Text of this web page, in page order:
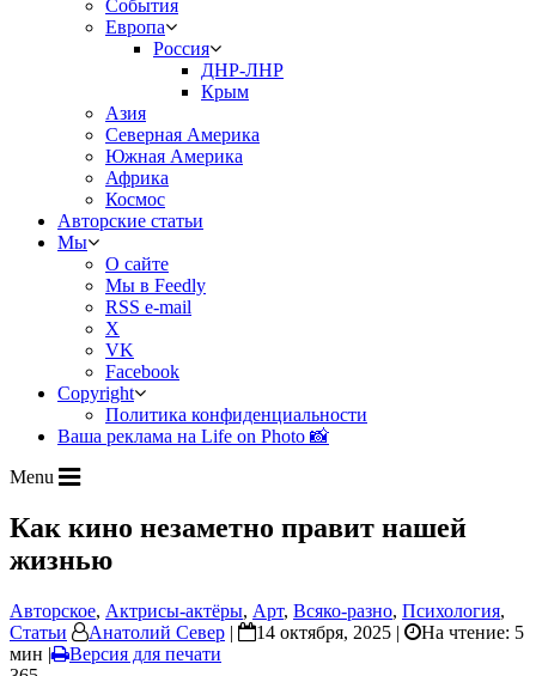
События
Европа
Россия
ДНР-ЛНР
Крым
Азия
Северная Америка
Южная Америка
Африка
Космос
Авторские статьи
Мы
О сайте
Мы в Feedly
RSS e-mail
X
VK
Facebook
Copyright
Политика конфиденциальности
Ваша реклама на Life on Photo 📸
Menu
Как кино незаметно правит нашей
жизнью
Авторское, Актрисы-актёры, Арт, Всяко-разно, Психология,
Статьи
Анатолий Север | 14 октября, 2025 |
На чтение: 5
мин |
Версия для печати